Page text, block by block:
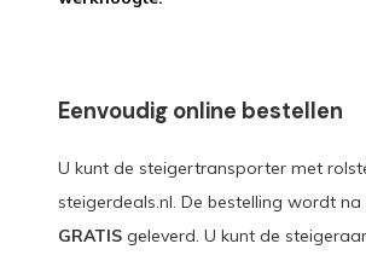
Eenvoudig online bestellen
U kunt de steigertransporter met
steigerdeals.nl. De bestelling wordt
GRATISgeleverd. U kunt de